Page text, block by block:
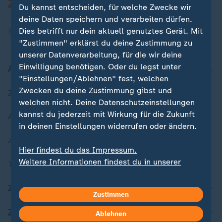
Aktuell bei ZDFheute
Zuletzt veröffentlicht
Aktuelle Sendungs-Videos
Themen im Überblick
ZDFheute Update
ZDFheute Apps
Du kannst entscheiden, für welche Zwecke wir
deine Daten speichern und verarbeiten dürfen.
Dies betrifft nur dein aktuell genutztes Gerät. Mit
"Zustimmen" erklärst du deine Zustimmung zu
unserer Datenverarbeitung, für die wir deine
Einwilligung benötigen. Oder du legst unter
"Einstellungen/Ablehnen" fest, welchen
Zwecken du deine Zustimmung gibst und
welchen nicht. Deine Datenschutzeinstellungen
kannst du jederzeit mit Wirkung für die Zukunft
in deinen Einstellungen widerrufen oder ändern.
Hier findest du das Impressum.
Weitere Informationen findest du in unserer
Zustimmen
Ablehnen